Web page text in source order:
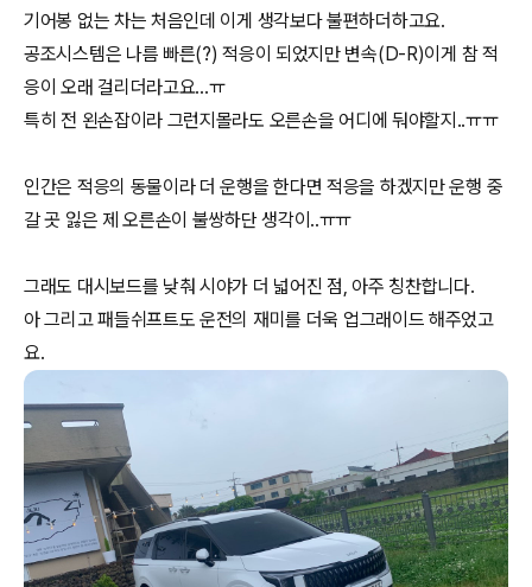
기어봉 없는 차는 처음인데 이게 생각보다 불편하더하고요.
공조시스템은 나름 빠른(?) 적응이 되었지만 변속(D-R)이게 참 적
응이 오래 걸리더라고요…ㅠ
특히 전 왼손잡이라 그런지몰라도 오른손을 어디에 둬야할지..ㅠㅠ
인간은 적응의 동물이라 더 운행을 한다면 적응을 하겠지만 운행 중
갈 곳 잃은 제 오른손이 불쌍하단 생각이..ㅠㅠ
그래도 대시보드를 낮춰 시야가 더 넓어진 점, 아주 칭찬합니다.
아 그리고 패들쉬프트도 운전의 재미를 더욱 업그래이드 해주었고